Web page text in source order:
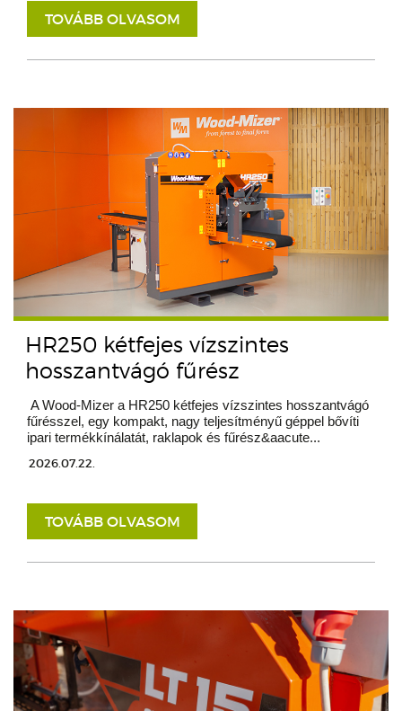
TOVÁBB OLVASOM
HR250 kétfejes vízszintes
hosszantvágó fűrész
A Wood-Mizer a HR250 kétfejes vízszintes hosszantvágó
fűrésszel, egy kompakt, nagy teljesítményű géppel bővíti
ipari termékkínálatát, raklapok és fűrész&aacute...
2026.07.22.
TOVÁBB OLVASOM